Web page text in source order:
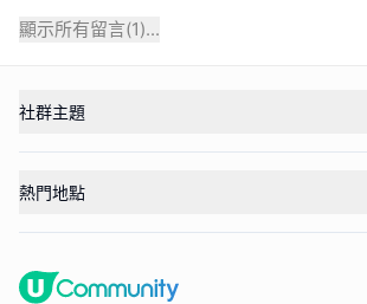
顯示所有留言(1)...
社群主題
熱門地點